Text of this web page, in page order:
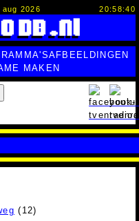
aug 2026 20:58:41
AFBEELDINGEN
MAKEN
(12)